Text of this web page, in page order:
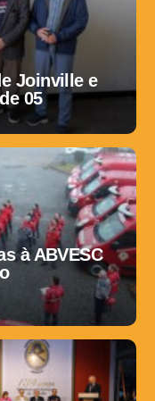
Joinville e
05
à ABVESC